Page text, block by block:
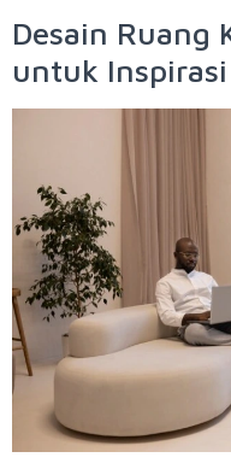
Desain Ruang
untuk Inspirasi